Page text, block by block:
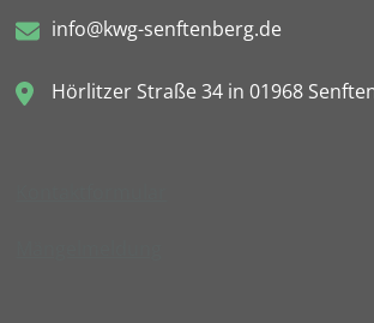
info@kwg-senftenberg.de
Hörlitzer Straße 34 in 01968